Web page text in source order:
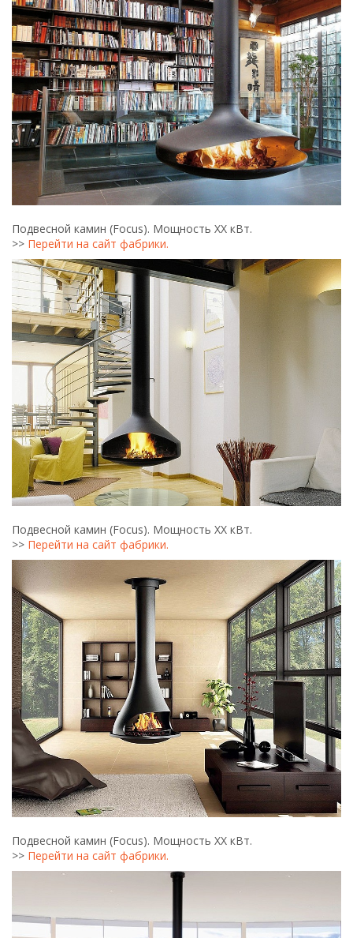
Подвесной камин (Focus). Мощность ХХ кВт.
>> Перейти на сайт фабрики.
Подвесной камин (Focus). Мощность ХХ кВт.
>> Перейти на сайт фабрики.
Подвесной камин (Focus). Мощность ХХ кВт.
>> Перейти на сайт фабрики.